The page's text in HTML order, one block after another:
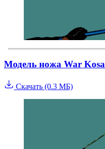
Модель ножа War Kosa
Скачать (0.3 МБ)